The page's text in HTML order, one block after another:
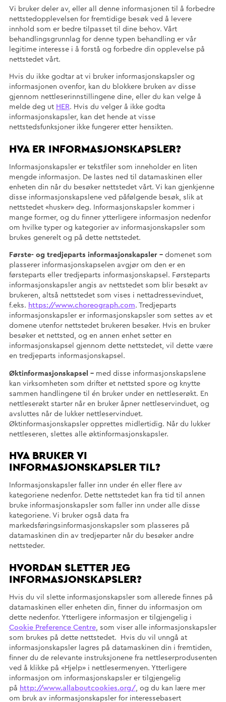
Vi bruker deler av, eller all denne informasjonen til å forbedre
nettstedopplevelsen for fremtidige besøk ved å levere
innhold som er bedre tilpasset til dine behov. Vårt
behandlingsgrunnlag for denne typen behandling er vår
legitime interesse i å forstå og forbedre din opplevelse på
nettstedet vårt.
Hvis du ikke godtar at vi bruker informasjonskapsler og
informasjonen ovenfor, kan du blokkere bruken av disse
gjennom nettleserinnstillingene dine, eller du kan velge å
melde deg ut HER. Hvis du velger å ikke godta
informasjonskapsler, kan det hende at visse
nettstedsfunksjoner ikke fungerer etter hensikten.
HVA ER INFORMASJONSKAPSLER?
Informasjonskapsler er tekstfiler som inneholder en liten
mengde informasjon. De lastes ned til datamaskinen eller
enheten din når du besøker nettstedet vårt. Vi kan gjenkjenne
disse informasjonskapslene ved påfølgende besøk, slik at
nettstedet «husker» deg. Informasjonskapsler kommer i
mange former, og du finner ytterligere informasjon nedenfor
om hvilke typer og kategorier av informasjonskapsler som
brukes generelt og på dette nettstedet.
Første- og tredjeparts informasjonskapsler – domenet som
plasserer informasjonskapselen avgjør om den er en
førsteparts eller tredjeparts informasjonskapsel. Førsteparts
informasjonskapsler angis av nettstedet som blir besøkt av
brukeren, altså nettstedet som vises i nettadressevinduet,
f.eks. https://www.choreograph.com. Tredjeparts
informasjonskapsler er informasjonskapsler som settes av et
domene utenfor nettstedet brukeren besøker. Hvis en bruker
besøker et nettsted, og en annen enhet setter en
informasjonskapsel gjennom dette nettstedet, vil dette være
en tredjeparts informasjonskapsel.
Øktinformasjonskapsel – med disse informasjonskapslene
kan virksomheten som drifter et nettsted spore og knytte
sammen handlingene til én bruker under en nettleserøkt. En
nettleserøkt starter når en bruker åpner nettleservinduet, og
avsluttes når de lukker nettleservinduet.
Øktinformasjonskapsler opprettes midlertidig. Når du lukker
nettleseren, slettes alle øktinformasjonskapsler.
HVA BRUKER VI
INFORMASJONSKAPSLER TIL?
Informasjonskapsler faller inn under én eller flere av
kategoriene nedenfor. Dette nettstedet kan fra tid til annen
bruke informasjonskapsler som faller inn under alle disse
kategoriene. Vi bruker også data fra
markedsføringsinformasjonskapsler som plasseres på
datamaskinen din av tredjeparter når du besøker andre
nettsteder.
HVORDAN SLETTER JEG
INFORMASJONSKAPSLER?
Hvis du vil slette informasjonskapsler som allerede finnes på
datamaskinen eller enheten din, finner du informasjon om
dette nedenfor. Ytterligere informasjon er tilgjengelig i
Cookie Preference Centre, som viser alle informasjonskapsler
som brukes på dette nettstedet. Hvis du vil unngå at
informasjonskapsler lagres på datamaskinen din i fremtiden,
finner du de relevante instruksjonene fra nettleserprodusenten
ved å klikke på «Hjelp» i nettlesermenyen. Ytterligere
informasjon om informasjonskapsler er tilgjengelig
på http://www.allaboutcookies.org/, og du kan lære mer
om bruk av informasjonskapsler for interessebasert